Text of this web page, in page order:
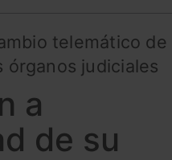
telemático de
órganos judiciales
a
de su